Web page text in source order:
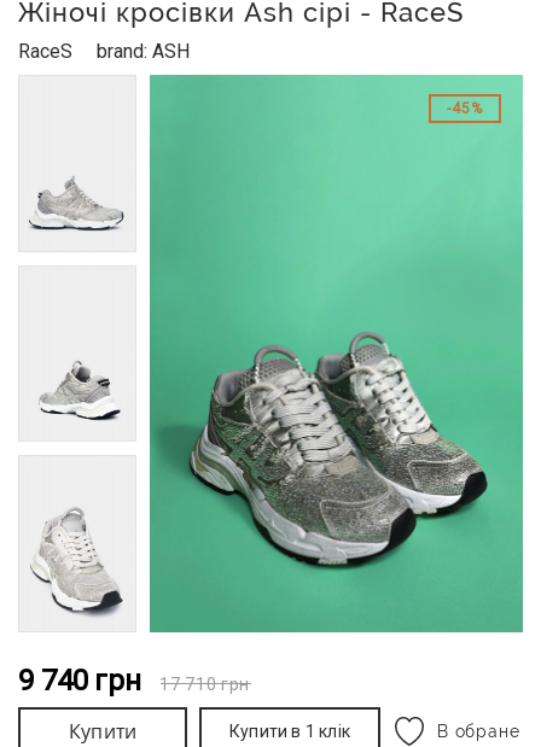
Жіночі кросівки Ash сірі - RaceS
RaceS brand: ASH
45%
9 740 грн 17 710грн
Купити Купити в 1 клік В обране